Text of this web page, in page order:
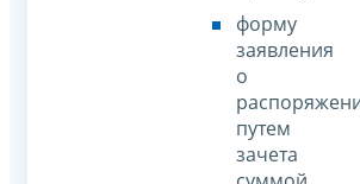
форму
заявления
о
путем
зачета